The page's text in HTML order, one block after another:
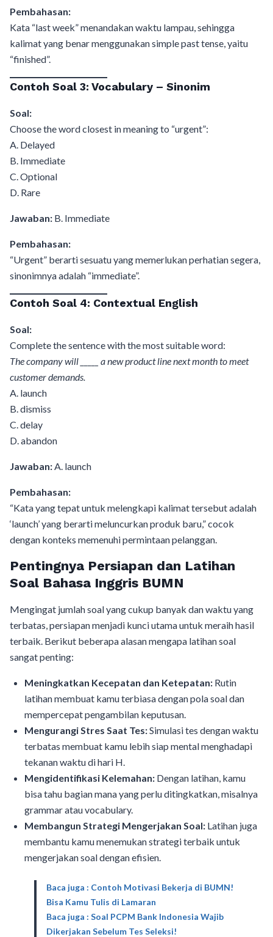
Pembahasan:
Kata “last week” menandakan waktu lampau, sehingga
kalimat yang benar menggunakan simple past tense, yaitu
“finished”.
Contoh Soal 3: Vocabulary – Sinonim
Soal:
Choose the word closest in meaning to “urgent”:
A. Delayed
B. Immediate
C. Optional
D. Rare
Jawaban: B. Immediate
Pembahasan:
“Urgent” berarti sesuatu yang memerlukan perhatian segera,
sinonimnya adalah “immediate”.
Contoh Soal 4: Contextual English
Soal:
Complete the sentence with the most suitable word:
The company will _____ a new product line next month to meet
customer demands.
A. launch
B. dismiss
C. delay
D. abandon
Jawaban:A. launch
Pembahasan:
“Kata yang tepat untuk melengkapi kalimat tersebut adalah
‘launch’ yang berarti meluncurkan produk baru,” cocok
dengan konteks memenuhi permintaan pelanggan.
Pentingnya Persiapan dan Latihan
Soal Bahasa Inggris BUMN
Mengingat jumlah soal yang cukup banyak dan waktu yang
terbatas, persiapan menjadi kunci utama untuk meraih hasil
terbaik. Berikut beberapa alasan mengapa latihan soal
sangat penting:
Meningkatkan Kecepatan dan Ketepatan: Rutin
latihan membuat kamu terbiasa dengan pola soal dan
mempercepat pengambilan keputusan.
Mengurangi Stres Saat Tes:Simulasi tes dengan waktu
terbatas membuat kamu lebih siap mental menghadapi
tekanan waktu di hari H.
Mengidentifikasi Kelemahan: Dengan latihan, kamu
bisa tahu bagian mana yang perlu ditingkatkan, misalnya
grammar atau vocabulary.
Membangun Strategi Mengerjakan Soal: Latihan juga
membantu kamu menemukan strategi terbaik untuk
mengerjakan soal dengan efisien.
Baca juga : Contoh Motivasi Bekerja di BUMN!
Bisa Kamu Tulis di Lamaran
Baca juga : Soal PCPM Bank Indonesia Wajib
Dikerjakan Sebelum Tes Seleksi!